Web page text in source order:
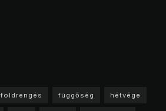
földrengés függőség hétvége